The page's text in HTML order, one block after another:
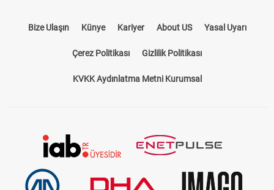
Künye Kariyer About US
Çerez Politikası Gizlilik Politikası